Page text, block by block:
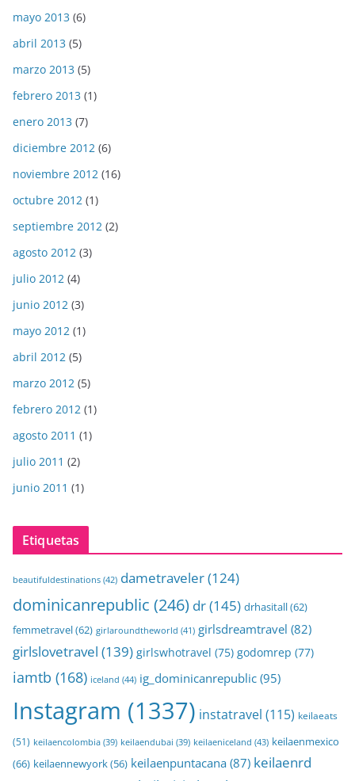
mayo 2013 (6)
abril 2013 (5)
marzo 2013 (5)
febrero 2013 (1)
enero 2013 (7)
diciembre 2012 (6)
noviembre 2012 (16)
octubre 2012 (1)
septiembre 2012 (2)
agosto 2012 (3)
julio 2012 (4)
junio 2012 (3)
mayo 2012 (1)
abril 2012 (5)
marzo 2012 (5)
febrero 2012 (1)
agosto 2011 (1)
julio 2011 (2)
junio 2011 (1)
Etiquetas
beautifuldestinations (42) dametraveler(124)
dominicanrepublic (246) dr(145) drhasitall(62)
femmetravel(62) girlaroundtheworld (41) girlsdreamtravel (82)
girlslovetravel (139) girlswhotravel (75) godomrep (77)
iamtb (168) iceland (44) ig_dominicanrepublic (95)
Instagram (1337) instatravel (115) keilaeats
(51) keilaencolombia (39) keilaendubai (39) keilaeniceland (43) keilaenmexico
(66) keilaennewyork(56) keilaenpuntacana (87) keilaenrd